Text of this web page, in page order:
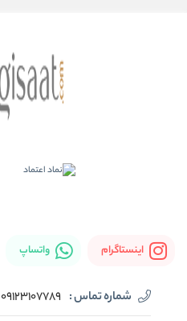
اینستاگرام واتساپ
شماره تماس : 09123107789